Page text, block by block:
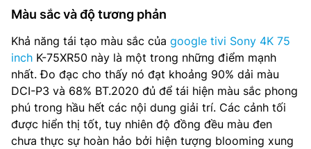
Màu sắc và độ tương phản
Khả năng tái tạo màu sắc của google tivi Sony 4K 75
inch K-75XR50 này là một trong những điểm mạnh
nhất. Đo đạc cho thấy nó đạt khoảng 90% dải màu
DCI-P3 và 68% BT.2020 đủ để tái hiện màu sắc phong
phú trong hầu hết các nội dung giải trí. Các cảnh tối
được hiển thị tốt, tuy nhiên độ đồng đều màu đen
chưa thực sự hoàn hảo bởi hiện tượng blooming xung